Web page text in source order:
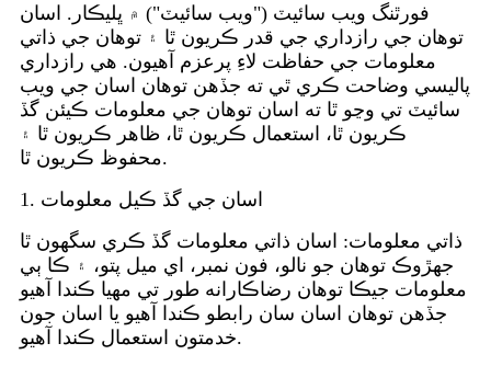
فورٿنگ ويب سائيٽ ("ويب سائيٽ") ۾ ڀليڪار. اسان
توهان جي رازداري جي قدر ڪريون ٿا ۽ توهان جي ذاتي
معلومات جي حفاظت لاءِ پرعزم آهيون. هي رازداري
پاليسي وضاحت ڪري ٿي ته جڏهن توهان اسان جي ويب
سائيٽ تي وڃو ٿا ته اسان توهان جي معلومات ڪيئن گڏ
ڪريون ٿا، استعمال ڪريون ٿا، ظاهر ڪريون ٿا ۽
محفوظ ڪريون ٿا.
1. اسان جي گڏ ڪيل معلومات
ذاتي معلومات: اسان ذاتي معلومات گڏ ڪري سگهون ٿا
جهڙوڪ توهان جو نالو، فون نمبر، اي ميل پتو، ۽ ڪا ٻي
معلومات جيڪا توهان رضاڪارانه طور تي مهيا ڪندا آهيو
جڏهن توهان اسان سان رابطو ڪندا آهيو يا اسان جون
خدمتون استعمال ڪندا آهيو.